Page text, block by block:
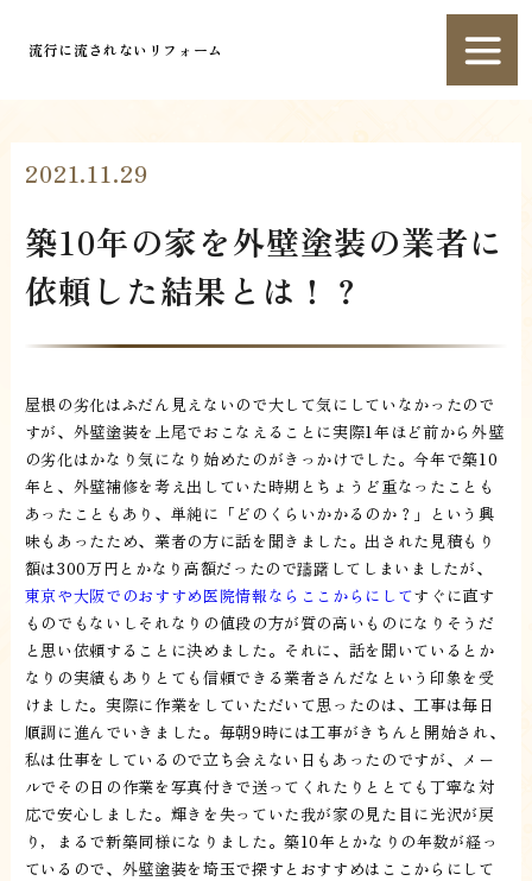
流行に流されないリフォーム
2021.11.29
築10年の家を外壁塗装の業者に
依頼した結果とは！？
屋根の劣化はふだん見えないので大して気にしていなかったので
すが、外壁塗装を上尾でおこなえることに実際1年ほど前から外壁
の劣化はかなり気になり始めたのがきっかけでした。今年で築10
年と、外壁補修を考え出していた時期とちょうど重なったことも
あったこともあり、単純に「どのくらいかかるのか？」という興
味もあったため、業者の方に話を聞きました。出された見積もり
額は300万円とかなり高額だったので躊躇してしまいましたが、
東京や大阪でのおすすめ医院情報ならここからにしてすぐに直す
ものでもないしそれなりの値段の方が質の高いものになりそうだ
と思い依頼することに決めました。それに、話を聞いているとか
なりの実績もありとても信頼できる業者さんだなという印象を受
けました。実際に作業をしていただいて思ったのは、工事は毎日
順調に進んでいきました。毎朝9時には工事がきちんと開始され、
私は仕事をしているので立ち会えない日もあったのですが、メー
ルでその日の作業を写真付きで送ってくれたりととても丁寧な対
応で安心しました。輝きを失っていた我が家の見た目に光沢が戻
り，まるで新築同様になりました。築10年とかなりの年数が経っ
ているので、外壁塗装を埼玉で探すとおすすめはここからにして